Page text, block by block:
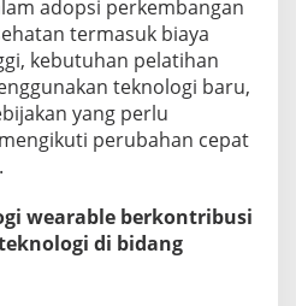
adopsi perkembangan
termasuk biaya
kebutuhan pelatihan
teknologi baru,
yang perlu
perubahan cepat
wearable berkontribusi
di bidang